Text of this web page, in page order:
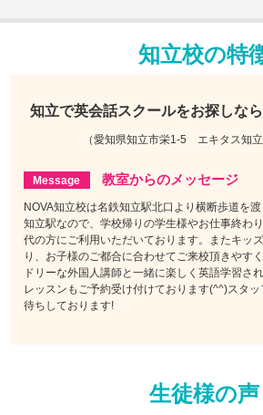
知立校の特
知立で英会話スクールをお探しなら
（愛知県知立市栄1-5 エキタス知立
教室からのメッセージ
NOVA知立校は名鉄知立駅北口より横断歩道を
知立駅なので、学校帰りの学生様やお仕事終わ
代の方にご利用いただいております。またキッ
り、お子様のご都合に合わせてご来校頂きやす
ドリーな外国人講師と一緒に楽しく英語学習さ
レッスンもご予約受け付けております(^^)スタ
待ちしております!
生徒様の声